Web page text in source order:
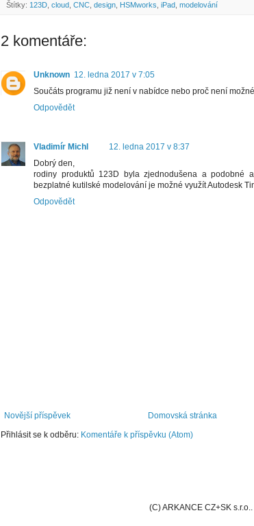
Štítky: 123D cloud CNC design HSMworks iPad modelování
2 komentáře:
Unknown 12. ledna 2017 v 7:05
Součáts programu již není v nabídce nebo proč není
Odpovědět
Vladimír Michl
12. ledna 2017 v 8:37
Dobrý den,
rodiny produktů 123D byla zjednodušena a podobné
bezplatné kutilské modelování je možné využít Autodesk
Odpovědět
Novější příspěvek
Domovská stránka
Přihlásit se k odběru: Komentáře k příspěvku (Atom)
(C) ARKANCE CZ+SK